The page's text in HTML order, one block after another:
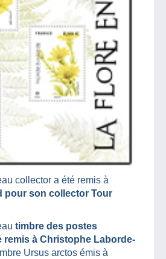
collector a été remis à
pour son collector Tour
timbre des postes
remis à Christophe Laborde-
Ursus arctos émis à